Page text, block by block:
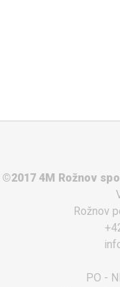
4M Rožnov
Rožnov
PO -